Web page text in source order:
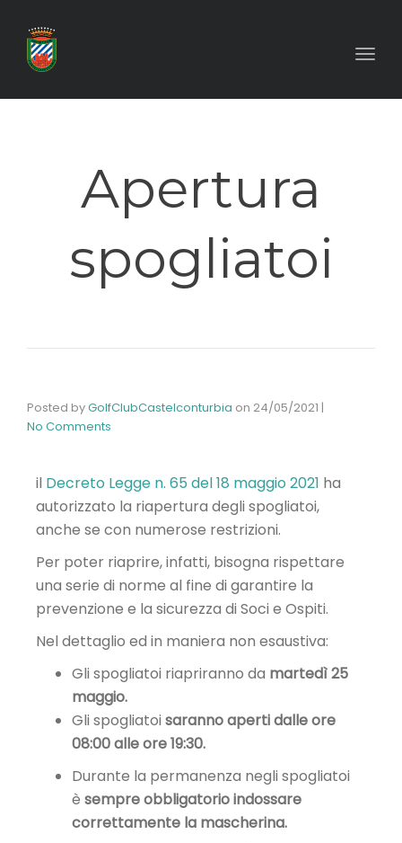
Apertura
spogliatoi
Posted byGolfClubCastelconturbia on 24/05/2021 |
No Comments
il Decreto Legge n. 65 del 18 maggio 2021 ha
autorizzato la riapertura degli spogliatoi,
anche se con numerose restrizioni.
Per poter riaprire, infatti, bisogna rispettare
una serie di norme al fine di garantire la
prevenzione e la sicurezza di Soci e Ospiti.
Nel dettaglio ed in maniera non esaustiva:
Gli spogliatoi riapriranno da martedì 25
maggio.
Gli spogliatoi saranno aperti dalle ore
08:00 alle ore 19:30.
Durante la permanenza negli spogliatoi
è sempre obbligatorio indossare
correttamente la mascherina.